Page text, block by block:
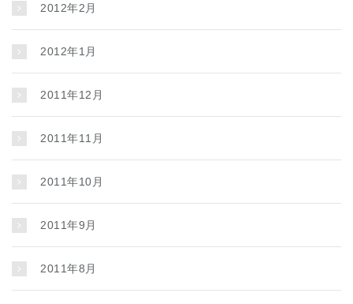
2012年2月
2012年1月
2011年12月
2011年11月
2011年10月
2011年9月
2011年8月